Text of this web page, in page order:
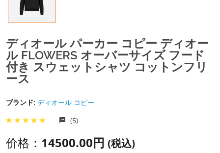
ディオール パーカー コピー ディオー
ル FLOWERS オーバーサイズ フード
付き スウェットシャツ コットンフリ
ース
ブランド: ディオール コピー
(5)
价格： 14500.00円 (税込)